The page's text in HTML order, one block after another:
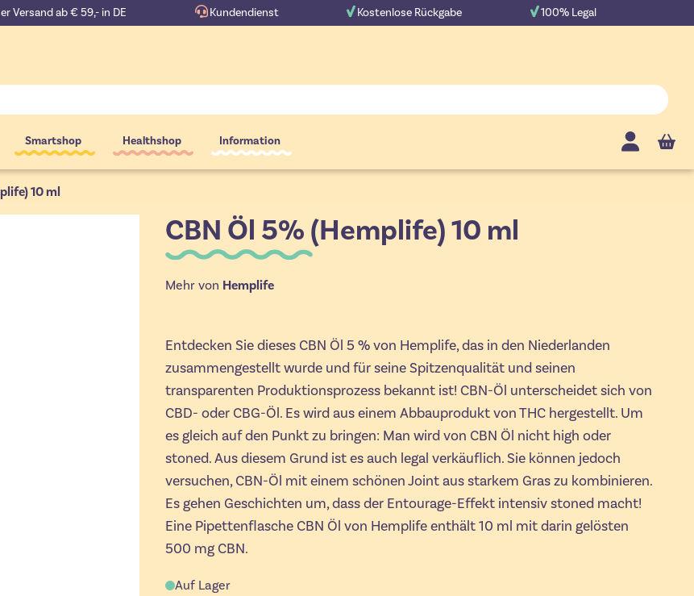
Smartshop Healthshop Information Cart
Versand ab € 59,- in DE Kundendienst Kostenlose Rückgabe 100% Legal
10 ml
CBN Öl 5% (Hemplife) 10 ml
Mehr von Hemplife
Entdecken Sie dieses CBN Öl 5 % von Hemplife, das in den Niederlanden
zusammengestellt wurde und für seine Spitzenqualität und seinen
transparenten Produktionsprozess bekannt ist! CBN-Öl unterscheidet sich von
CBD- oder CBG-Öl. Es wird aus einem Abbauprodukt von THC hergestellt. Um
es gleich auf den Punkt zu bringen: Man wird von CBN Öl nicht high oder
stoned. Aus diesem Grund ist es auch legal verkäuflich. Sie können jedoch
versuchen, CBN-Öl mit einem schönen Joint aus starkem Gras zu kombinieren.
Es gehen Geschichten um, dass der Entourage-Effekt intensiv stoned macht!
Eine Pipettenflasche CBN Öl von Hemplife enthält 10 ml mit darin gelösten
500 mg CBN.
Auf Lager